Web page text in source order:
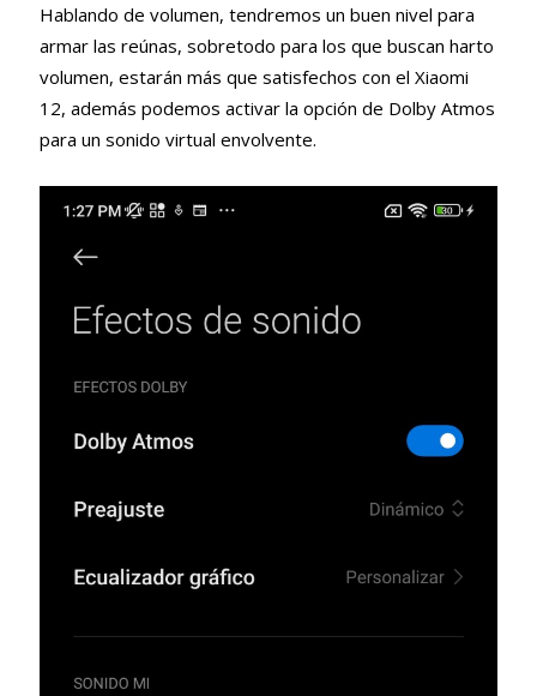
Hablando de volumen, tendremos un buen nivel para
armar las reúnas, sobretodo para los que buscan harto
volumen, estarán más que satisfechos con el Xiaomi
12, además podemos activar la opción de Dolby Atmos
para un sonido virtual envolvente.